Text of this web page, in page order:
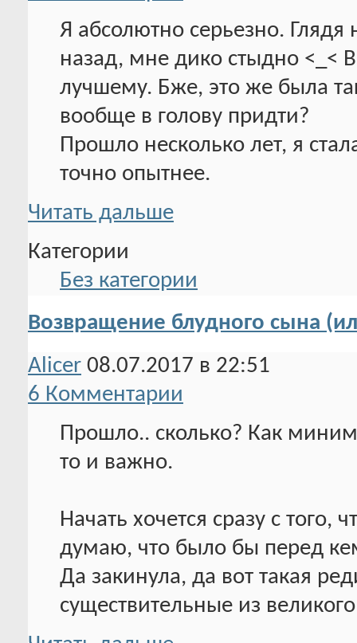
Я абсолютно серьезно. Глядя
назад, мне дико стыдно <_<
лучшему. Бже, это же была
вообще в голову придти?
Прошло несколько лет, я
точно опытнее.
Читать дальше
Категории
Без категории
Возвращение блудного сына
Alicer 08.07.2017 в 22:51
6 Комментарии
Прошло.. сколько? Как
то и важно.
Начать хочется сразу с того,
думаю, что было бы перед
Да закинула, да вот такая
существительные из